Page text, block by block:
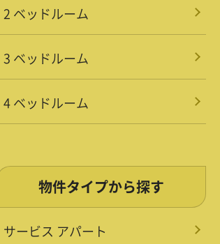
2 ベッドルーム
3 ベッドルーム
4 ベッドルーム
物件タイプから探す
サービス アパート